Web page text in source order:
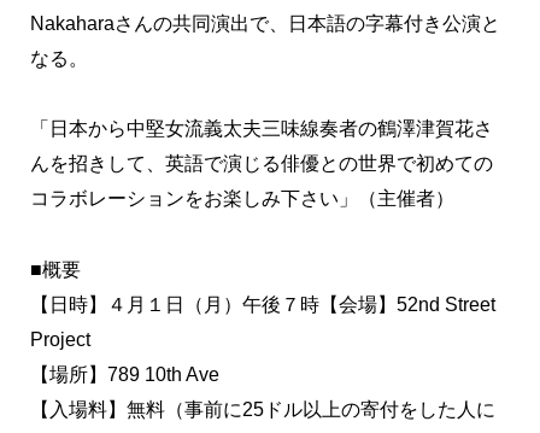
Nakaharaさんの共同演出で、日本語の字幕付き公演と
なる。
「日本から中堅女流義太夫三味線奏者の鶴澤津賀花さ
んを招きして、英語で演じる俳優との世界で初めての
コラボレーションをお楽しみ下さい」（主催者）
■概要
【日時】４月１日（月）午後７時【会場】52nd Street
Project
【場所】789 10th Ave
【入場料】無料（事前に25ドル以上の寄付をした人に